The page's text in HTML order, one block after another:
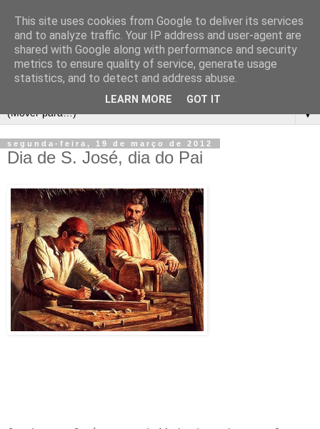
▼
segunda-feira, 19 de março de 2012
Dia de S. José, dia do Pai
This site uses cookies from Google to deliver its services
and to analyze traffic. Your IP address and user-agent are
shared with Google along with performance and security
metrics to ensure quality of service, generate usage
statistics, and to detect and address abuse.
LEARN MORE GOT IT